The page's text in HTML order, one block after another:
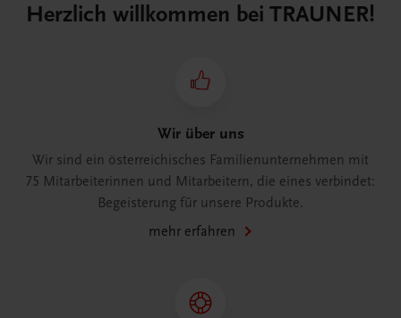
Herzlich willkommen bei TRAUNER!
Wir über uns
Wir sind ein österreichisches Familienunternehmen mit
75 Mitarbeiterinnen und Mitarbeitern, die eines verbindet:
Begeisterung für unsere Produkte.
mehr erfahren